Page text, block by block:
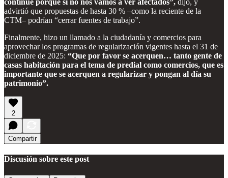
continúe porque si no nos vamos a ver afectados”, dijo, y
advirtió que propuestas de hasta 30 % –como la reciente de la
CTM– podrían “cerrar fuentes de trabajo”.
Finalmente, hizo un llamado a la ciudadanía y comercios para
aprovechar los programas de regularización vigentes hasta el 31 de
diciembre de 2025: “Que por favor se acerquen… tanto gente de
casas habitación para el tema de predial como comercios, que es
importante que se acerquen a regularizar y pongan al día su
patrimonio”.
2
Compartir
Discusión sobre este post